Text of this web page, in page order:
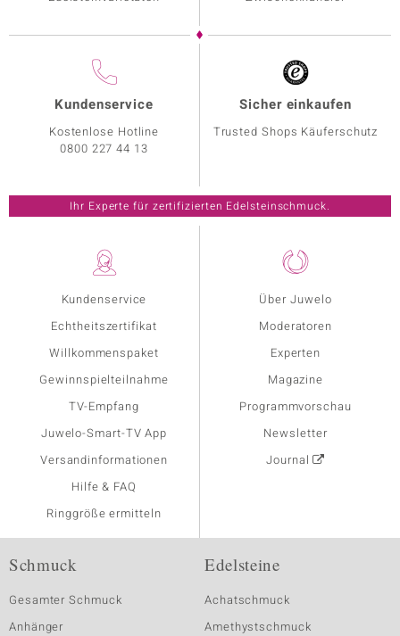
Kundenservice
Echtheitszertifikat
Willkommenspaket
Gewinnspielteilnahme
TV-Empfang
Juwelo-Smart-TV App
Versandinformationen
Hilfe & FAQ
Ringgröße ermitteln
Über Juwelo
Moderatoren
Experten
Magazine
Programmvorschau
Newsletter
Journal
Kundenservice
Kostenlose Hotline
0800 227 44 13
Sicher einkaufen
Trusted Shops Käuferschutz
Ihr Experte für zertifizierten Edelsteinschmuck.
Schmuck
Gesamter Schmuck
Anhänger
Edelsteine
Achatschmuck
Amethystschmuck